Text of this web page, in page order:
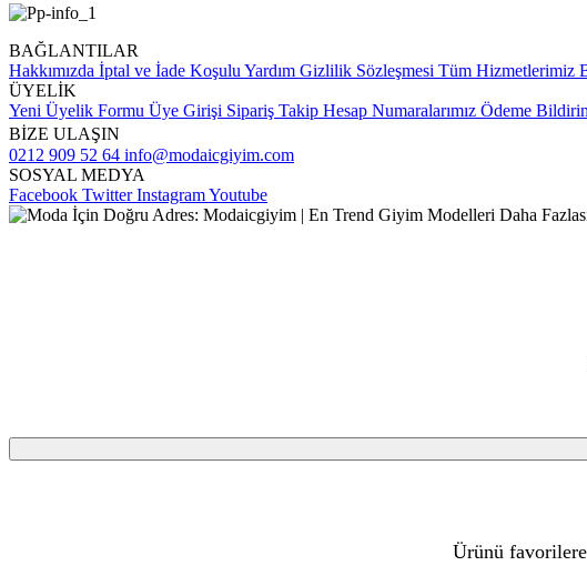
BAĞLANTILAR
Hakkımızda İptal ve İade Koşulu Yardım Gizlilik Sözleşmesi Tüm Hizmetlerimiz
ÜYELİK
Yeni Üyelik Formu Üye Girişi Sipariş Takip Hesap Numaralarımız Ödeme
BİZE ULAŞIN
0212 909 52 64 info@modaicgiyim.com
SOSYAL MEDYA
Facebook TwitterInstagramYoutube
Ürünü